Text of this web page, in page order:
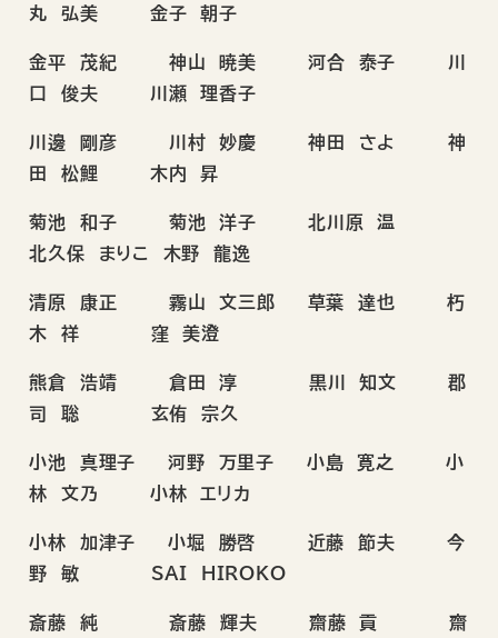
丸 弘美 金子 朝子
金平 茂紀 神山 暁美 河合 泰子 川
口 俊夫 川瀬 理香子
川邊 剛彦 川村 妙慶 神田 さよ 神
田 松鯉 木内 昇
菊池 和子 菊池 洋子 北川原 温
北久保 まりこ 木野 龍逸
清原 康正 霧山 文三郎 草葉 達也 朽
木 祥 窪 美澄
熊倉 浩靖 倉田 淳 黒川 知文 郡
司 聡 玄侑 宗久
小池 真理子 河野 万里子 小島 寛之 小
林 文乃 小林 エリカ
小林 加津子 小堀 勝啓 近藤 節夫 今
野 敏 SAI HIROKO
斎藤 純 斎藤 輝夫 齋藤 貢 齋